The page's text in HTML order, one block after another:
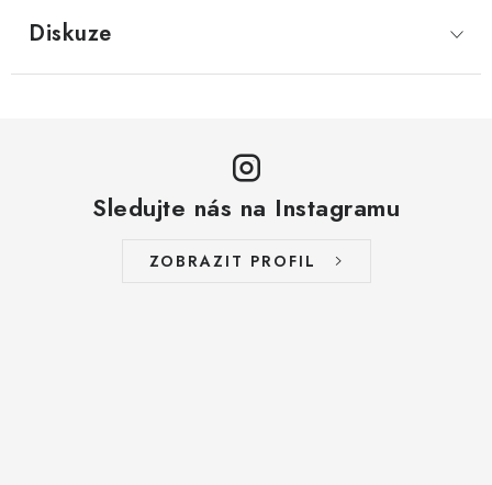
LYOFILIZOVANÉ OVOCE / JAHODY
OŘECHY PRAŽENÉ, SOLENÉ A DOCHUCENÉ /
PISTÁCIE PRAŽENÉ SOLENÉ
Diskuze
Sledujte nás na Instagramu
ZOBRAZIT PROFIL